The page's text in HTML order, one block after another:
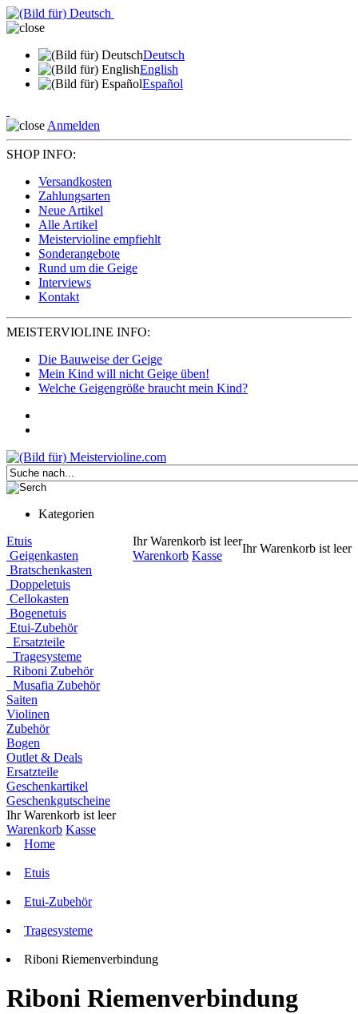
Deutsch
English
Español
Anmelden
SHOP INFO:
Versandkosten
Zahlungsarten
Neue Artikel
Alle Artikel
Meistervioline empfiehlt
Sonderangebote
Rund um die Geige
Interviews
Kontakt
MEISTERVIOLINE INFO:
Die Bauweise der Geige
Mein Kind will nicht Geige üben!
Welche Geigengröße braucht mein Kind?
Kategorien
Ihr Warenkorb ist leer
Warenkorb Kasse
Ihr Warenkorb ist leer
Etuis
Geigenkasten
Bratschenkasten
Doppeletuis
Cellokasten
Bogenetuis
Etui-Zubehör
Ersatzteile
Tragesysteme
Riboni Zubehör
Musafia Zubehör
Saiten
Violinen
Zubehör
Bogen
Outlet & Deals
Ersatzteile
Geschenkartikel
Geschenkgutscheine
Ihr Warenkorb ist leer
Warenkorb Kasse
Home
Etuis
Etui-Zubehör
Tragesysteme
Riboni Riemenverbindung
Riboni Riemenverbindung